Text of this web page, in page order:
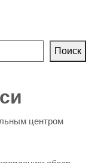
Поиск
центром